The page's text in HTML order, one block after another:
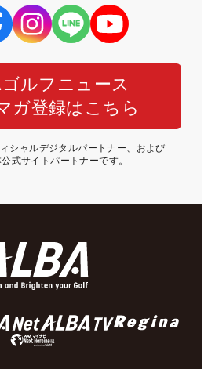
ルフニュース
ガ登録はこちら
シャルデジタルパートナー、および
式サイトパートナーです。